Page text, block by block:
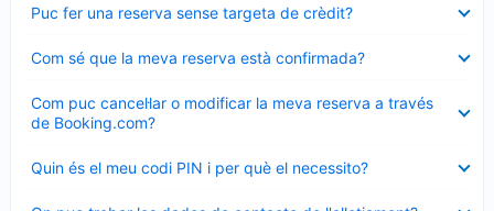
Puc fer una reserva sense targeta de crèdit?
tancat
Com sé que la meva reserva està confirmada?
tancat
Com puc cancel·lar o modificar la meva reserva a través
de Booking.com?
tancat
Quin és el meu codi PIN i per què el necessito?
tancat